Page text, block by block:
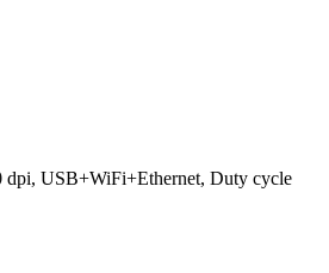
USB+WiFi+Ethernet, Duty cycle